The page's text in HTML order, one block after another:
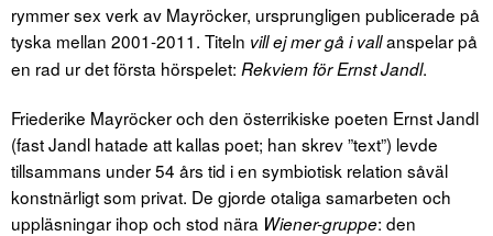
rymmer sex verk av Mayröcker, ursprungligen publicerade på
tyska mellan 2001-2011. Titeln vill ej mer gå i vallanspelar på
en rad ur det första hörspelet: Rekviem för Ernst Jandl.
Friederike Mayröcker och den österrikiske poeten Ernst Jandl
(fast Jandl hatade att kallas poet; han skrev ”text”) levde
tillsammans under 54 års tid i en symbiotisk relation såväl
konstnärligt som privat. De gjorde otaliga samarbeten och
uppläsningar ihop och stod nära Wiener-gruppe: den